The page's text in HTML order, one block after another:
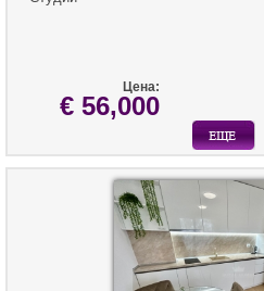
Цена:
€ 56,000